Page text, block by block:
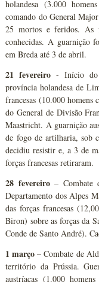
holandesa (3.000
comando do General
25 mortos e feridos. As
conhecidas. A guarnição
em Breda até 3 de abril.
21 fevereiro - Início do
província holandesa de
francesas (10.000 homens
do General de Divisão
Maastricht. A guarnição
de fogo de artilharia, sob
decidiu resistir e, a 3 de
forças francesas retiraram.
28 fevereiro– Combate
Departamento dos Alpes
das forças francesas
Biron) sobre as forças da
Conde de Santo André).
1 março – Combate de
território da Prússia.
austríacas (1.000